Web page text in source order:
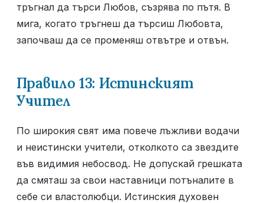
тръгнал да търси Любов, съзрява по пътя. В
мига, когато тръгнеш да търсиш Любовта,
започваш да се променяш отвътре и отвън.
Правило 13: Истинският
Учител
По широкия свят има повече лъжливи водачи
и неистински учители, отколкото са звездите
във видимия небосвод. Не допускай грешката
да смяташ за свои наставници потъналите в
себе си властолюбци. Истинския духовен